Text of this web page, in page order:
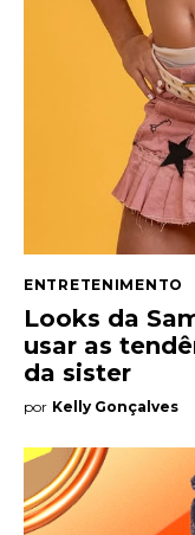
ENTRETENIMENTO
Looks da
usar as
da sister
por Kelly Gonçalves